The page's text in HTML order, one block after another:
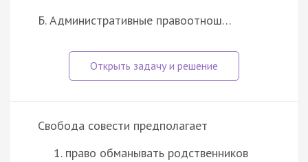
Б. Административные правоотнош…
Свобода совести предполагает
право обманывать родственников